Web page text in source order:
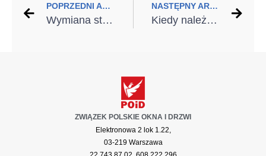
POPRZEDNI ARTYKUŁ
Wymiana stolarki. Jak uzyskać dofinansowanie?
NASTĘPNY ARTYKUŁ
Kiedy należy wymienić okno dachowe?
ZWIĄZEK POLSKIE OKNA I DRZWI
Elektronowa 2 lok 1.22,
03-219 Warszawa